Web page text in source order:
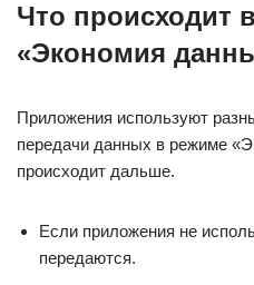
Что происходит
«Экономия
Приложения используют
передачи данных в режиме
происходит дальше.
Если приложения не
передаются.